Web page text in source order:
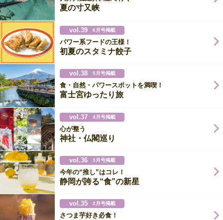
夏の寸又峡
vol.39 6月号掲載
パワー系フードの王様！
初夏のスタミナ餃子
vol.38 5月号掲載
食・自然・パワースポットを満喫！
富士宮ゆったり旅
vol.37 4月号掲載
心が整う
神社・仏閣巡り
vol.36 3月号掲載
今年の“推し”はコレ！
静岡が誇る“食”の新星
vol.35 2月号掲載
さつま芋好き必食！